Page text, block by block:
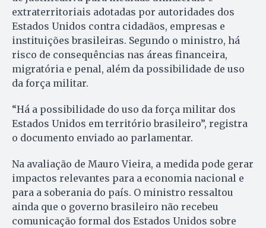
extraterritoriais adotadas por autoridades dos
Estados Unidos contra cidadãos, empresas e
instituições brasileiras. Segundo o ministro, há
risco de consequências nas áreas financeira,
migratória e penal, além da possibilidade de uso
da força militar.
“Há a possibilidade do uso da força militar dos
Estados Unidos em território brasileiro”, registra
o documento enviado ao parlamentar.
Na avaliação de Mauro Vieira, a medida pode gerar
impactos relevantes para a economia nacional e
para a soberania do país. O ministro ressaltou
ainda que o governo brasileiro não recebeu
comunicação formal dos Estados Unidos sobre